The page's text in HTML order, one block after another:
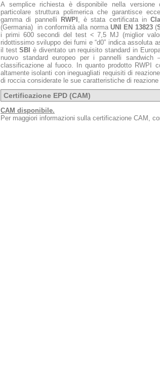
A semplice richiesta è disponibile nella versione
particolare struttura polimerica che garantisce
gamma di pannelli
RWPI , è stata certificata in
(Germania) in conformità alla norma UNI EN 13823(
i primi 600 secondi del test < 7,5 MJ (miglior
ridottissimo sviluppo dei fumi e “d0” indica assoluta
il testSBI è diventato un requisito standard in
nuovo standard europeo per i pannelli sandwich
classificazione al fuoco. In quanto prodotto RWPI
altamente isolanti con ineguagliati requisiti di
di roccia considerate le sue caratteristiche di
Certificazione EPD (CAM)
CAM disponibile.
Per maggiori informazioni sulla certificazione CAM,